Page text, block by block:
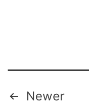
Posts
Newer